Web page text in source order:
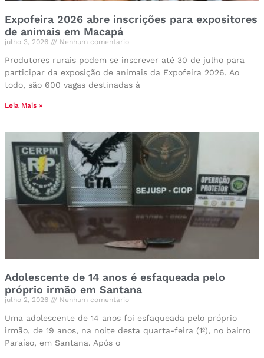
Expofeira 2026 abre inscrições para expositores
de animais em Macapá
julho 3, 2026 Nenhum comentário
Produtores rurais podem se inscrever até 30 de julho para
participar da exposição de animais da Expofeira 2026. Ao
todo, são 600 vagas destinadas à
Leia Mais »
Adolescente de 14 anos é esfaqueada pelo
próprio irmão em Santana
julho 2, 2026 Nenhum comentário
Uma adolescente de 14 anos foi esfaqueada pelo próprio
irmão, de 19 anos, na noite desta quarta-feira (1º), no bairro
Paraíso, em Santana. Após o